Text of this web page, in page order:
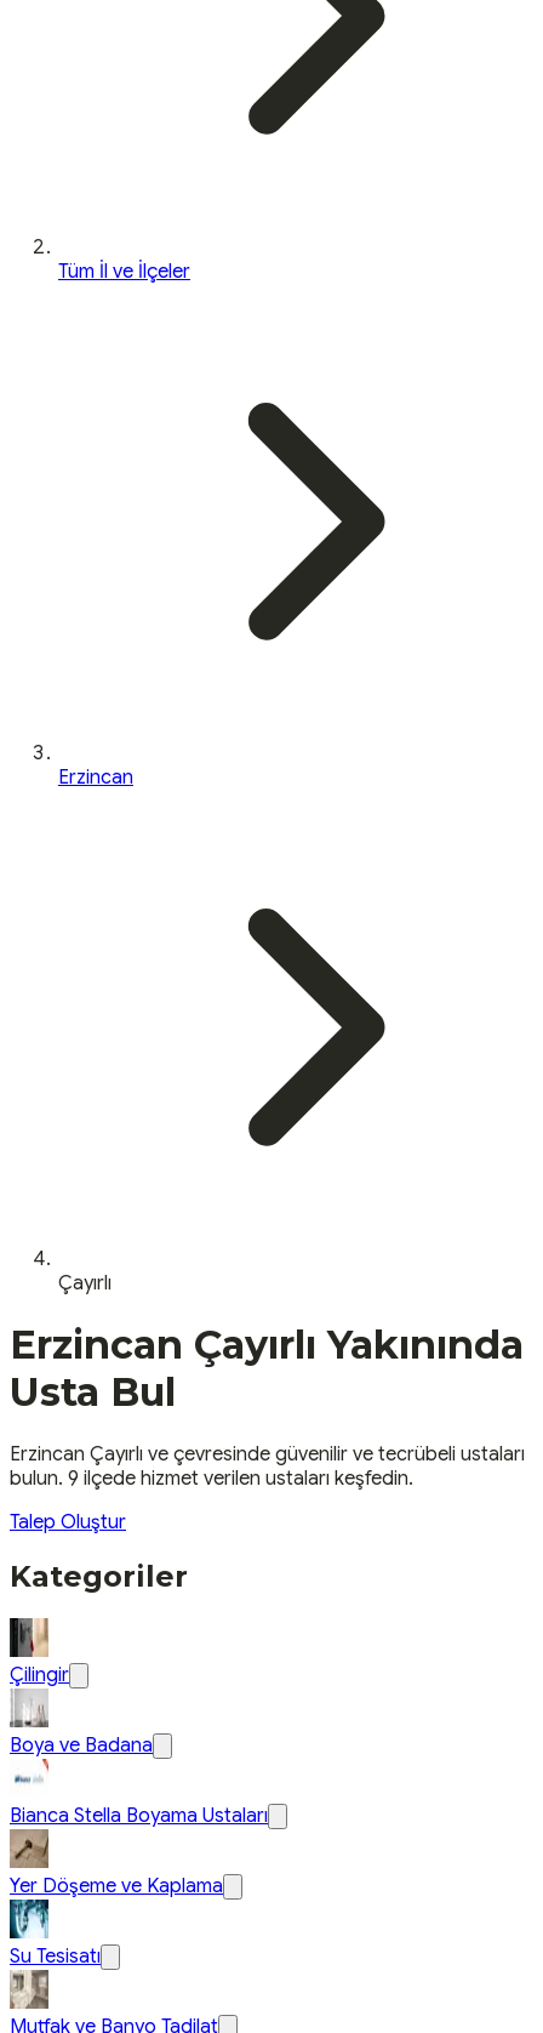
Tüm İl ve İlçeler
Erzincan
Çayırlı
Erzincan Çayırlı Yakınında
Usta Bul
Erzincan Çayırlı ve çevresinde güvenilir ve tecrübeli ustaları
bulun. 9 ilçede hizmet verilen ustaları keşfedin.
Talep Oluştur
Kategoriler
Çilingir
Boya ve Badana
Bianca Stella Boyama Ustaları
Yer Döşeme ve Kaplama
Su Tesisatı
Mutfak ve Banyo Tadilat